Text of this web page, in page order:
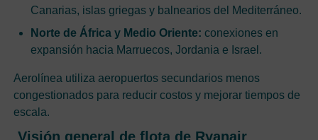
Canarias, islas griegas y balnearios del Mediterráneo.
Norte de África y Medio Oriente: conexiones en
expansión hacia Marruecos, Jordania e Israel.
Aerolínea utiliza aeropuertos secundarios menos
congestionados para reducir costos y mejorar tiempos de
escala.
Visión general de flota de Ryanair